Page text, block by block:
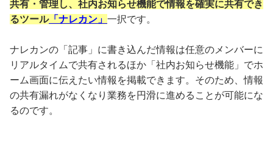
共有・管理し、社内お知らせ機能で情報を確実に共有でき
るツール「ナレカン」 一択です。
ナレカンの「記事」に書き込んだ情報は任意のメンバーに
リアルタイムで共有されるほか「社内お知らせ機能」でホ
ーム画面に伝えたい情報を掲載できます。そのため、情報
の共有漏れがなくなり業務を円滑に進めることが可能にな
るのです。